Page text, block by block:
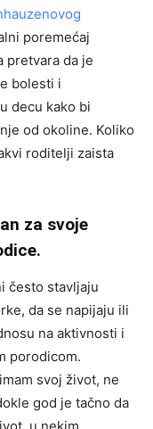
poremećaj
pretvara da je
bolesti i
decu kako bi
od okoline. Koliko
roditelji zaista
za svoje
često stavljaju
da se napijaju ili
na aktivnosti i
porodicom.
svoj život, ne
god je tačno da